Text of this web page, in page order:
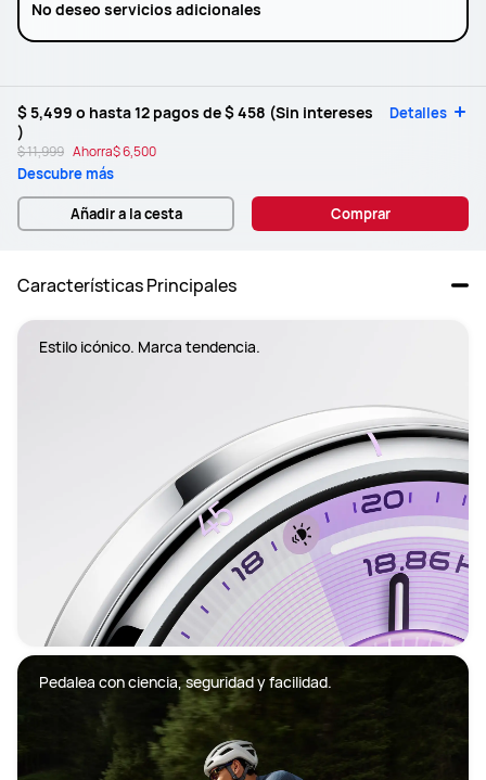
No deseo servicios adicionales
$ 5,499 o hasta 12 pagos de$ 458 (Sin intereses
)
Detalles
$ 11,999 Ahorra$ 6,500
Descubre más
Añadir a la cesta Comprar
Características Principales
Estilo icónico. Marca tendencia.
Pedalea con ciencia, seguridad y facilidad.